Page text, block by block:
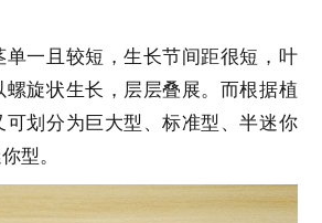
单一且较短，生长节间距很短，叶
螺旋状生长，层层叠展。而根据植
可划分为巨大型、标准型、半迷你
型。